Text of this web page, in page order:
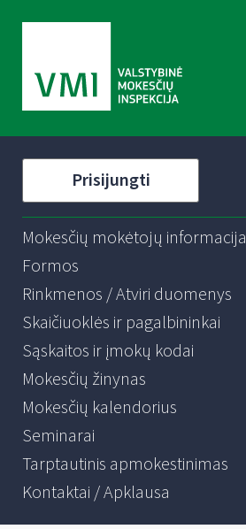
Prisijungti
Mokesčių mokėtojų informacija
Formos
Rinkmenos / Atviri duomenys
Skaičiuoklės ir pagalbininkai
Sąskaitos ir įmokų kodai
Mokesčių žinynas
Mokesčių kalendorius
Seminarai
Tarptautinis apmokestinimas
Kontaktai / Apklausa